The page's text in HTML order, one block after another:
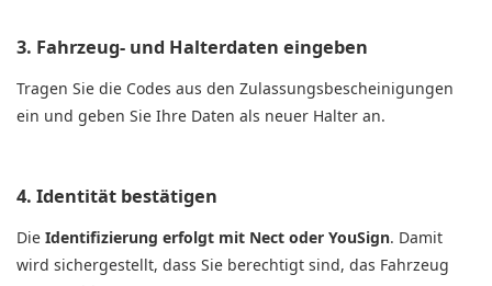
3. Fahrzeug- und Halterdaten eingeben
Tragen Sie die Codes aus den Zulassungsbescheinigungen
ein und geben Sie Ihre Daten als neuer Halter an.
4. Identität bestätigen
Die Identifizierung erfolgt mit Nect oder YouSign. Damit
wird sichergestellt, dass Sie berechtigt sind, das Fahrzeug